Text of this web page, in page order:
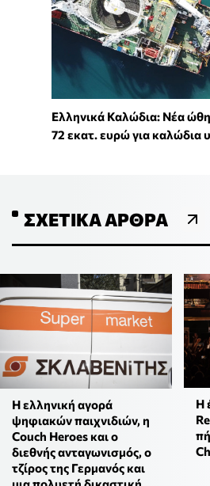
Ελληνικά Καλώδια: Νέα
72 εκατ. ευρώ για καλώδια
ΣΧΕΤΙΚΆ ΆΡΘΡΑ
Η ελληνική αγορά
ψηφιακών παιχνιδιών, η
Couch Heroes και ο
διεθνής ανταγωνισμός, ο
τζίρος της Γερμανός και
H